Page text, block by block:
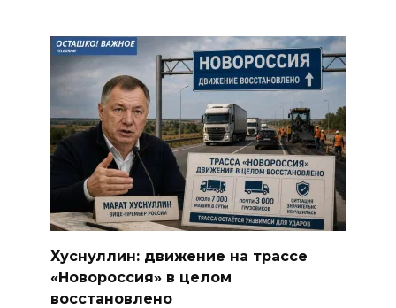
Хуснуллин: движение на трассе
«Новороссия» в целом
восстановлено